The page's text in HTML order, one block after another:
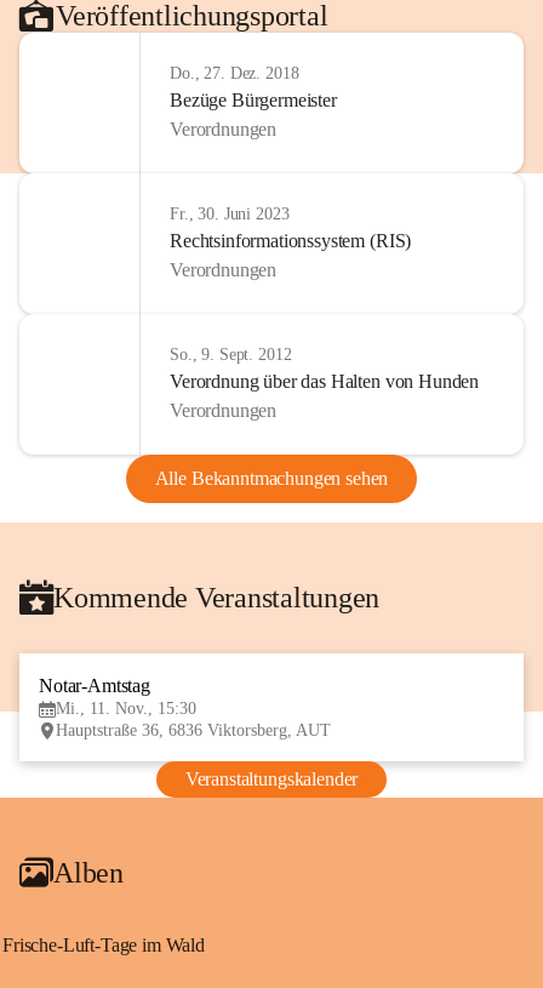
Veröffentlichungsportal
Do., 27. Dez. 2018
Bezüge Bürgermeister
Verordnungen
Fr., 30. Juni 2023
Rechtsinformationssystem (RIS)
Verordnungen
So., 9. Sept. 2012
Verordnung über das Halten von Hunden
Verordnungen
Alle Bekanntmachungen sehen
Kommende Veranstaltungen
Notar-Amtstag
Mi., 11. Nov., 15:30
Hauptstraße 36, 6836 Viktorsberg, AUT
Veranstaltungskalender
Alben
Frische-Luft-Tage im Wald